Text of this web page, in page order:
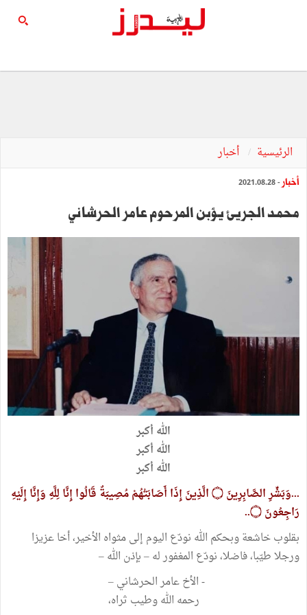
الرئيسية أخبار
أخبار - 2021.08.28
محمـد الجريئ‎‎ يؤبن‎‎ المرحوم عامر الحرشاني
الله أكبر
الله أكبر
الله أكبر
...وَبَشِّرِ الصَّابِرِينَ ۝ الَّذِينَ إِذَا أَصَابَتْهُمْ مُصِيبَةٌ قَالُوا إِنَّا لِلَّهِ وَإِنَّا إِلَيْهِ
رَاجِعُونَ ۝..
بقلوب خاشعة وبحكم الله نودّع اليوم إلى مثواه الأخير، أخا عزيزا
ورجلا طيّبا، فاضلا، نودّع المغفور له – بإذن الله –
- الأخ عامر الحرشاني –
رحمه الله وطيب ثراه،